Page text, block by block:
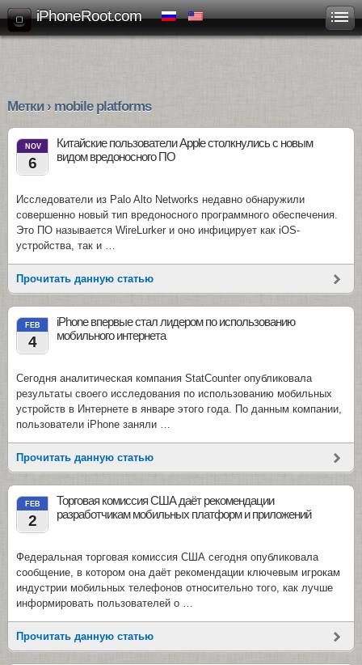
iPhoneRoot.com
Метки › mobile platforms
NOV
6
Китайские пользователи Apple столкнулись с новым
видом вредоносного ПО
Исследователи из Palo Alto Networks недавно обнаружили
совершенно новый тип вредоносного программного обеспечения.
Это ПО называется WireLurker и оно инфицирует как iOS-
устройства, так и …
Прочитать данную статью
FEB
4
iPhone впервые стал лидером по использованию
мобильного интернета
Сегодня аналитическая компания StatCounter опубликовала
результаты своего исследования по использованию мобильных
устройств в Интернете в январе этого года. По данным компании,
пользователи iPhone заняли …
Прочитать данную статью
FEB
2
Торговая комиссия США даёт рекомендации
разработчикам мобильных платформ и приложений
Федеральная торговая комиссия США сегодня опубликовала
сообщение, в котором она даёт рекомендации ключевым игрокам
индустрии мобильных телефонов относительно того, как лучше
информировать пользователей о …
Прочитать данную статью